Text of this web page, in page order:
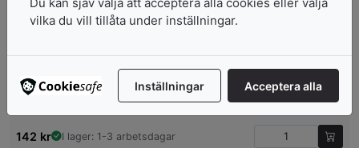
Lunar Red Rock 600141
Daniel Smith Akvarellfärg
Transparent Red O x ide 600130
142 kr I lager: 1-3 arbetsdagar
vilka du vill tillåta under inställningar.
Inställningar Acceptera alla